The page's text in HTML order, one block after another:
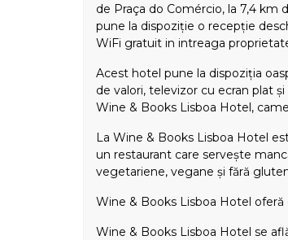
de Praça do Comércio, la 7,4 km
pune la dispoziție o recepție
WiFi gratuit in intreaga
Acest hotel pune la dispoziția
de valori, televizor cu ecran plat
Wine & Books Lisboa Hotel,
La Wine & Books Lisboa Hotel
un restaurant care servește
vegetariene, vegane și fără
Wine & Books Lisboa Hotel
Wine & Books Lisboa Hotel se